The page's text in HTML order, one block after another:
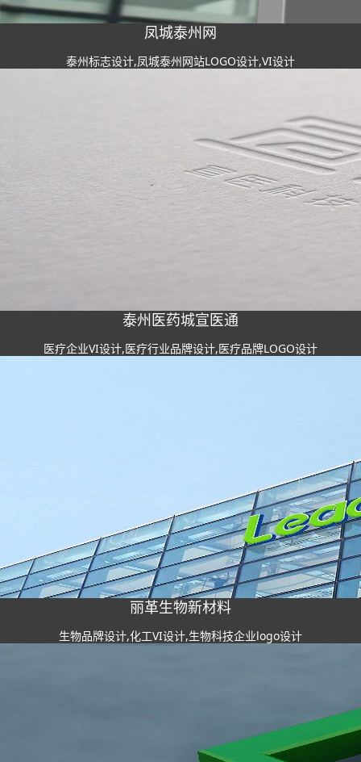
凤城泰州网
泰州标志设计,凤城泰州网站LOGO设计,VI设计
泰州医药城宣医通
医疗企业VI设计,医疗行业品牌设计,医疗品牌LOGO设计
丽革生物新材料
生物品牌设计,化工VI设计,生物科技企业logo设计